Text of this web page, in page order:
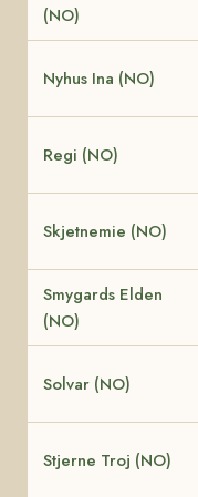
(NO)
Nyhus Ina (NO)
Regi (NO)
Skjetnemie (NO)
Smygards Elden
(NO)
Solvar (NO)
Stjerne Troj (NO)